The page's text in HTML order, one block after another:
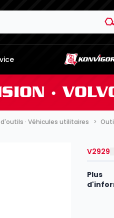
∙
· Véhicules utilitaires
V2929
Plus